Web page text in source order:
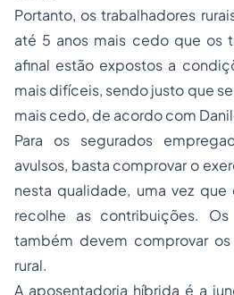
Portanto, os trabalhadores
até 5 anos mais cedo que os
afinal estão expostos a
mais difíceis, sendo justo que
mais cedo, de acordo com
Para os segurados
avulsos, basta comprovar o
nesta qualidade, uma vez
recolhe as contribuições.
também devem comprovar
rural.
A aposentadoria híbrida é a